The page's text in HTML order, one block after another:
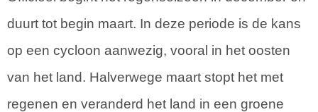
duurt tot begin maart. In deze periode is de kans
op een cycloon aanwezig, vooral in het oosten
van het land. Halverwege maart stopt het met
regenen en veranderd het land in een groene